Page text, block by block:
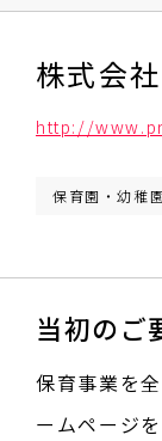
株式会
http://
保育園・幼稚
当初のご
保育事業を
ームページ